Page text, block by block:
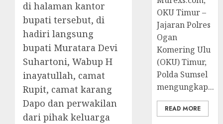
di halaman kantor
bupati tersebut, di
hadiri langsung
bupati Muratara Devi
Suhartoni, Wabup H
inayatullah, camat
Rupit, camat karang
Dapo dan perwakilan
dari pihak keluarga
OKU Timur –
Jajaran Polres
Ogan
Komering Ulu
(OKU) Timur,
Polda Sumsel
mengungkap...
READ MORE